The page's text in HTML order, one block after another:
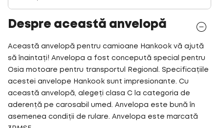
Despre această anvelopă
Această anvelopă pentru camioane Hankook vă ajută
să înaintați! Anvelopa a fost concepută special pentru
Osia motoare pentru transportul Regional. Specificațiile
acestei anvelope Hankook sunt impresionante. Cu
această anvelopă, alegeți clasa C la categoria de
aderență pe carosabil umed. Anvelopa este bună în
asemenea condiții de rulare. Anvelopa este marcată